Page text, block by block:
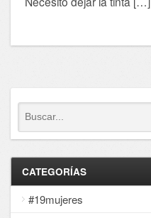
CATEGORÍAS
#19mujeres